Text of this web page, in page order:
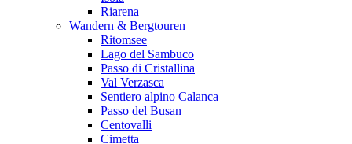
Riarena
Wandern & Bergtouren
Ritomsee
Lago del Sambuco
Passo di Cristallina
Val Verzasca
Sentiero alpino Calanca
Passo del Busan
Centovalli
Cimetta